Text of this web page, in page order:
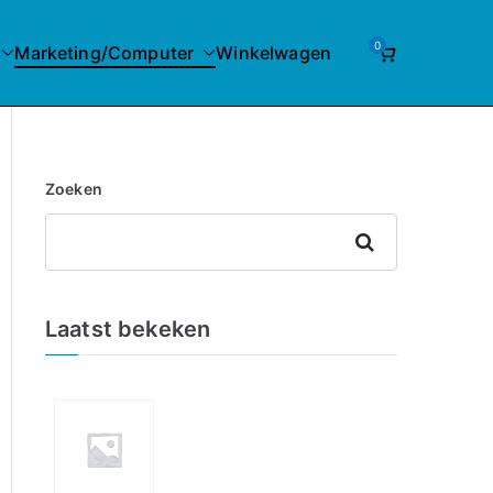
Marketing/Computer Winkelwagen 0
Zoeken
Zoeken
Laatst bekeken